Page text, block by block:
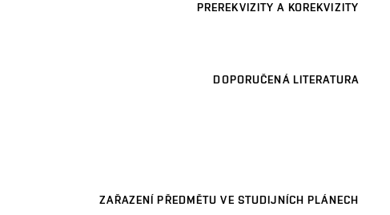
PREREKVIZITY A KOREKVIZITY
DOPORUČENÁ LITERATURA
ZAŘAZENÍ PŘEDMĚTU VE STUDIJNÍCH PLÁNECH